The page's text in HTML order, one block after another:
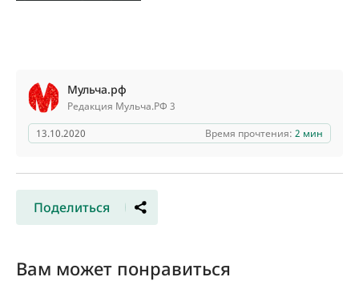
Мульча.рф
Редакция Мульча.РФ 3
13.10.2020
Время прочтения: 2 мин
Поделиться
Вам может понравиться